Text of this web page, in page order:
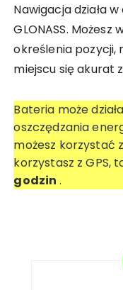
Nawigacja działa
GLONASS.
określenia pozycji,
miejscu się akurat
Bateria może
oszczędzania
możesz korzystać
korzystasz z GPS,
godzin .